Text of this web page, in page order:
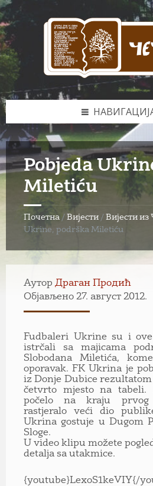
Skip
to
content
Skip
to
left
sidebar
Skip
to
footer
Pobjeda
Miletiću
Почетна / Вијести / Вијести из
Ukrine, podrška Miletiću
Аутор Драган Продић
Објављено 27. август 2012.
Fudbaleri Ukrine su i
istrčali sa majicama
Slobodana Miletića,
oporavak. FK Ukrina je
iz Donje Dubice
četvrto mjesto na tabeli.
počelo na kraju prvog
rastjeralo veći dio
Ukrina gostuje u Dugom
Sloge.
U video klipu možete
detalja sa utakmice.
{youtube}LexoS1keVIY{/